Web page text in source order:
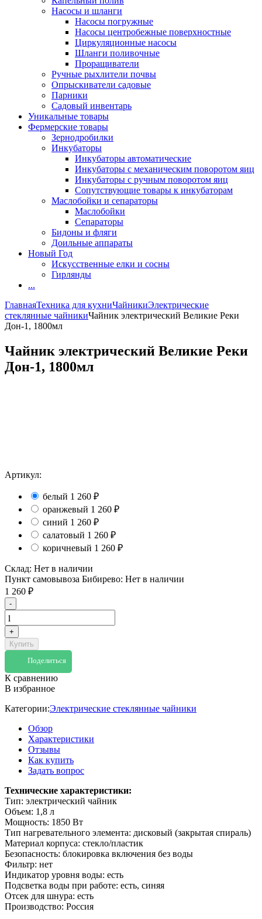
Насосы и шланги
Насосы погружные
Насосы центробежные поверхностные
Циркуляционные насосы
Шланги поливочные
Проращиватели
Ручные рыхлители почвы
Опрыскиватели садовые
Парники
Садовый инвентарь
Уникальные товары
Фермерские товары
Зернодробилки
Инкубаторы
Инкубаторы автоматические
Инкубаторы с механическим поворотом яиц
Инкубаторы с ручным поворотом яиц
Сопутствующие товары к инкубаторам
Маслобойки и сепараторы
Маслобойки
Сепараторы
Бидоны и фляги
Доильные аппараты
Новый Год
Искусственные елки и сосны
Гирлянды
...
ГлавнаяТехника для кухниЧайникиЭлектрические
стеклянные чайникиЧайник электрический Великие Реки
Дон-1, 1800мл
Чайник электрический Великие Реки
Дон-1, 1800мл
Артикул:
белый 1 260 ₽
оранжевый 1 260 ₽
синий 1 260 ₽
салатовый 1 260 ₽
коричневый 1 260 ₽
Склад: Нет в наличии
Пункт самовывоза Бибирево: Нет в наличии
1 260 ₽
-
+
Купить
Поделиться
К сравнению
В избранное
Категории:Электрические стеклянные чайники
Обзор
Характеристики
Отзывы
Как купить
Задать вопрос
Технические характеристики:
Тип: электрический чайник
Объем: 1,8 л
Мощность: 1850 Вт
Тип нагревательного элемента: дисковый (закрытая спираль)
Материал корпуса: стекло/пластик
Безопасность: блокировка включения без воды
Фильтр: нет
Индикатор уровня воды: есть
Подсветка воды при работе: есть, синяя
Отсек для шнура: есть
Производство: Россия